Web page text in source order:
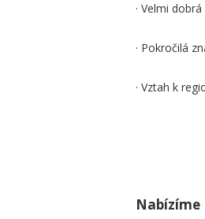
· Velmi
· Pokročilá
· Vztah k
Nabízíme